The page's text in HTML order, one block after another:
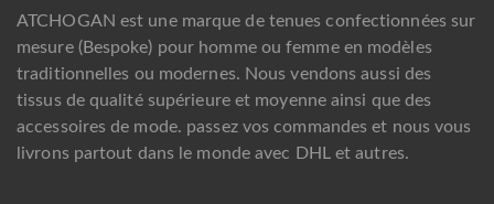
ATCHOGAN est une marque de tenues confectionnées sur
mesure (Bespoke) pour homme ou femme en modèles
traditionnelles ou modernes. Nous vendons aussi des
tissus de qualité supérieure et moyenne ainsi que des
accessoires de mode. passez vos commandes et nous vous
livrons partout dans le monde avec DHL et autres.